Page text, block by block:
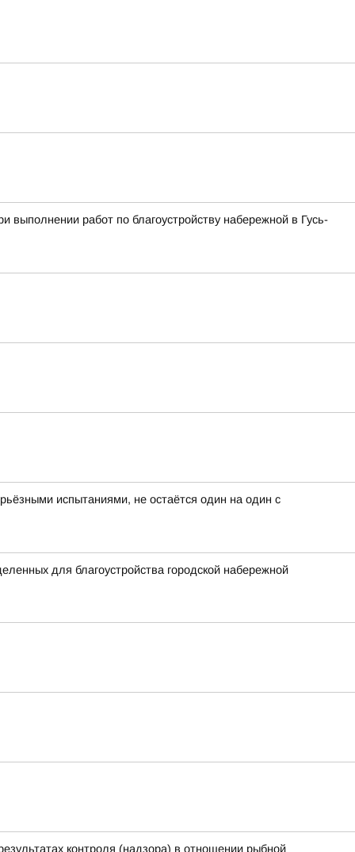
работ по благоустройству набережной в Гусь-
испытаниями, не остаётся один на один с
для благоустройства городской набережной
контроля (надзора) в отношении рыбной